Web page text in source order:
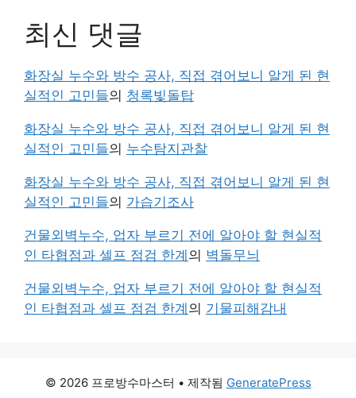
최신 댓글
화장실 누수와 방수 공사, 직접 겪어보니 알게 된 현
실적인 고민들의 청록빛돌탑
화장실 누수와 방수 공사, 직접 겪어보니 알게 된 현
실적인 고민들의 누수탐지관찰
화장실 누수와 방수 공사, 직접 겪어보니 알게 된 현
실적인 고민들의 가습기조사
건물외벽누수, 업자 부르기 전에 알아야 할 현실적
인 타협점과 셀프 점검 한계 의 벽돌무늬
건물외벽누수, 업자 부르기 전에 알아야 할 현실적
인 타협점과 셀프 점검 한계 의 기물피해감내
© 2026 프로방수마스터 • 제작됨 GeneratePress